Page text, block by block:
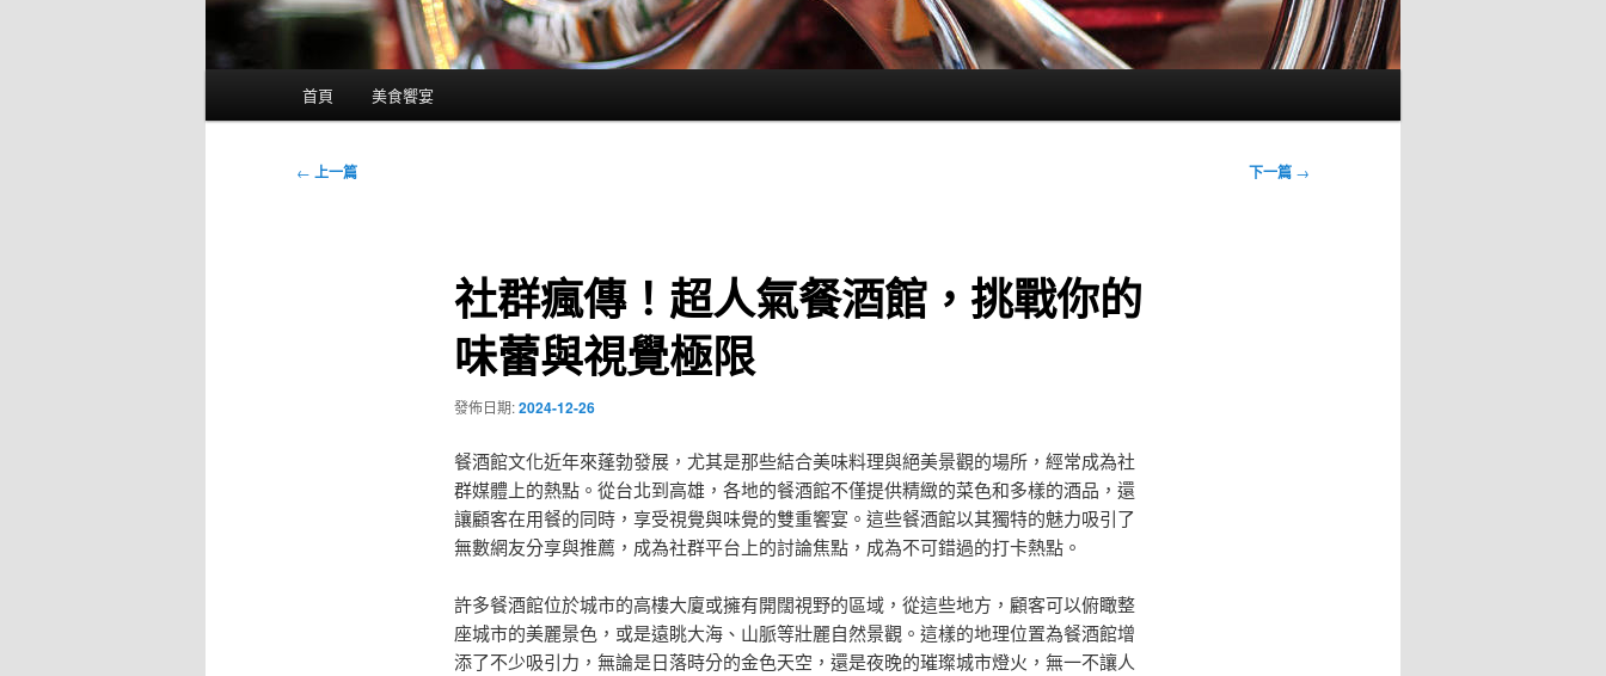
首頁 美食饗宴
文
← 上一篇 下一篇 →
社群瘋傳！超人氣餐酒館，挑戰你的
味蕾與視覺極限
發佈日期:2024-12-26
餐酒館文化近年來蓬勃發展，尤其是那些結合美味料理與絕美景觀的場所，經常成為社
群媒體上的熱點。從台北到高雄，各地的餐酒館不僅提供精緻的菜色和多樣的酒品，還
讓顧客在用餐的同時，享受視覺與味覺的雙重饗宴。這些餐酒館以其獨特的魅力吸引了
無數網友分享與推薦，成為社群平台上的討論焦點，成為不可錯過的打卡熱點。
許多餐酒館位於城市的高樓大廈或擁有開闊視野的區域，從這些地方，顧客可以俯瞰整
座城市的美麗景色，或是遠眺大海、山脈等壯麗自然景觀。這樣的地理位置為餐酒館增
添了不少吸引力，無論是日落時分的金色天空，還是夜晚的璀璨城市燈火，無一不讓人